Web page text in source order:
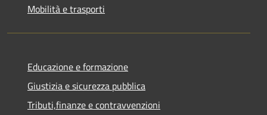
Mobilità e trasporti
Educazione e formazione
Giustizia e sicurezza pubblica
Tributi,finanze e contravvenzioni